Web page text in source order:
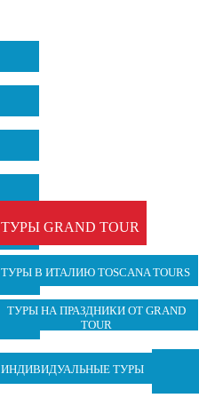
ТУРЫ GRAND TOUR
ТУРЫ В ИТАЛИЮ TOSCANA TOURS
ТУРЫ НА ПРАЗДНИКИ ОТ GRAND
TOUR
ИНДИВИДУАЛЬНЫЕ ТУРЫ